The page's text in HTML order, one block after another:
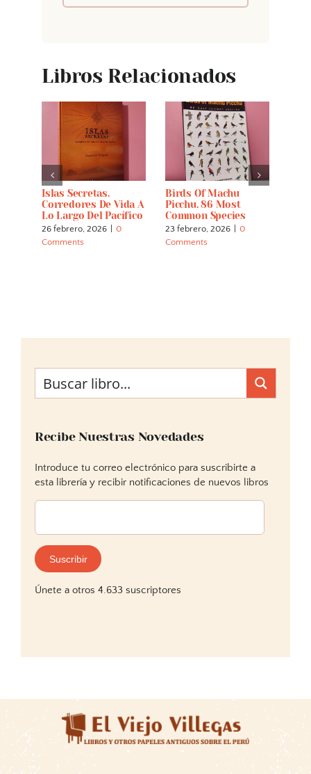
Libros Relacionados
Islas Secretas.
Corredores De Vida A
Lo Largo Del Pacífico
26 febrero, 2026
0
Comments
Birds Of Machu
Picchu. 86 Most
Common Species
23 febrero, 2026
0
Comments
Recibe Nuestras Novedades
Introduce tu correo electrónico para suscribirte a
esta librería y recibir notificaciones de nuevos libros
Dirección
correo
electrónico:
Suscribir
Únete a otros 4.633 suscriptores